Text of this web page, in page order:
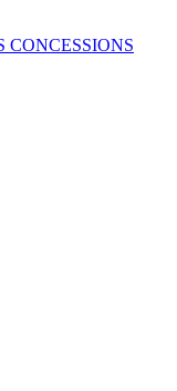
CONCESSIONS